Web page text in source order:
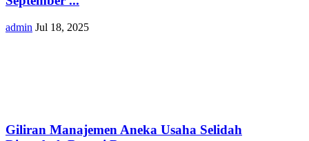
admin Jul 18, 2025
Giliran Manajemen Aneka Usaha Selidah